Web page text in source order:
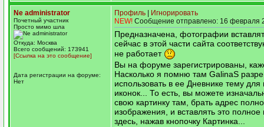
Ne administrator
Почетный участник
Просто мимо шла
Откуда: Москва
Всего сообщений: 173941
[Ссылка на это сообщение]
Дата регистрации на форуме:
Нет
Профиль
Игнорировать
NEW! Сообщение отправлено: 16 февраля
Предназначена, фотографии
сейчас в этой части сайта
не работает
Вы на форуме зарегистрированы,
Насколько я помню там GalinaS
использовать в ее Дневнике тему для
иконок... То есть, вы можете
свою картинку там, брать адрес
изображения, и вставлять это
здесь, нажав кнопочку Картинка...